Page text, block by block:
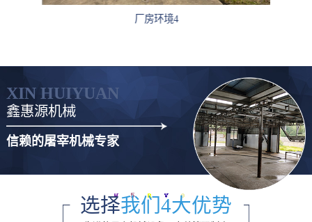
厂房环境4
XIN HUIYUAN
鑫惠源机械
信赖的屠宰机械专家
选择我们4大优势